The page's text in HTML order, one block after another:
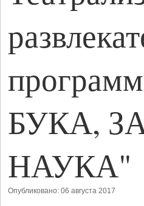
БУКА,
НАУКА"
Опубликовано: 06 августа 2017